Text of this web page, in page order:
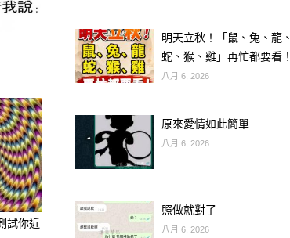
試你近
明天立秋！「鼠、兔、龍、
蛇、猴、雞」再忙都要看！
八月 6, 2026
原來愛情如此簡單
八月 6, 2026
照做就對了
八月 6, 2026